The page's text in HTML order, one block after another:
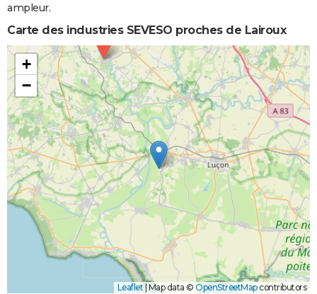
ampleur.
Carte des industries SEVESO proches de Lairoux
+
−
Leaflet Map data © OpenStreetMapcontributors